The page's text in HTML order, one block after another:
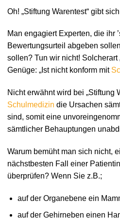
Oh! „Stiftung Warentest“ gibt
Man engagiert Experten, die ihr
Bewertungsurteil abgeben
sollen? Tun wir nicht! Solcherart
Genüge: „Ist nicht konform mit
Nicht erwähnt wird bei „Stiftung
Schulmedizin die Ursachen
sind, somit eine
sämtlicher Behauptungen
Warum bemüht man sich nicht,
nächstbesten Fall einer
überprüfen? Wenn Sie z.B.;
auf der Organebene ein
auf der Gehirneben einen